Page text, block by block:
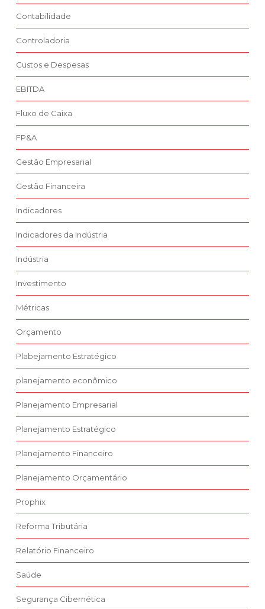
Contabilidade
Controladoria
Custos e Despesas
EBITDA
Fluxo de Caixa
FP&A
Gestão Empresarial
Gestão Financeira
Indicadores
Indicadores da Indústria
Indústria
Investimento
Métricas
Orçamento
Plabejamento Estratégico
planejamento econômico
Planejamento Empresarial
Planejamento Estratégico
Planejamento Financeiro
Planejamento Orçamentário
Prophix
Reforma Tributária
Relatório Financeiro
Saúde
Segurança Cibernética